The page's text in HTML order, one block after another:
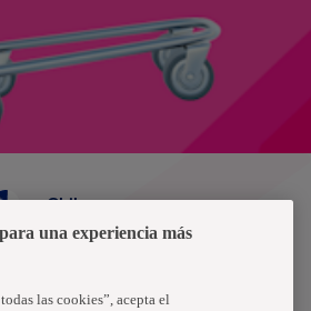
y condiciones
Chile
una experiencia más
las cookies”, acepta el